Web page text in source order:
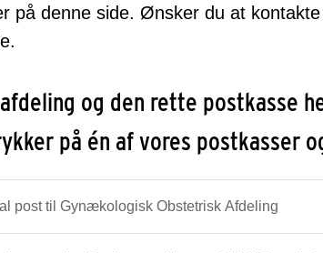
på denne side. Ønsker du at
og den rette postkasse
på én af vores postkasser
post til Gynækologisk Obstetrisk Afdeling